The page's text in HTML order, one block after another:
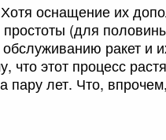
оснащение их
(для
ракет и
что этот процесс
пару лет. Что,